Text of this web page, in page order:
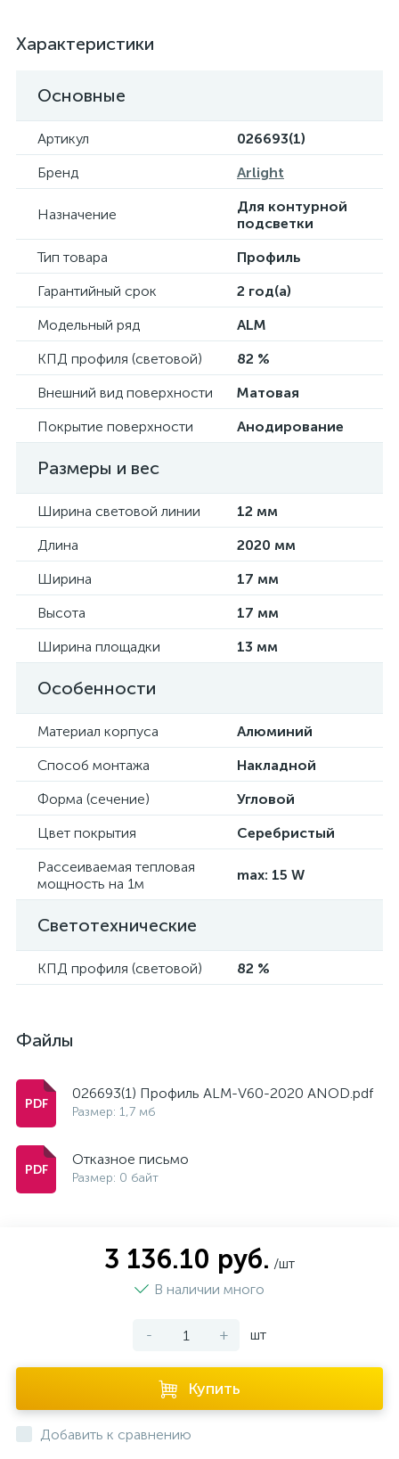
Характеристики
Основные
Артикул
026693(1)
Бренд
Arlight
Назначение
Для контурной
подсветки
Тип товара
Профиль
Гарантийный срок
2 год(а)
Модельный ряд
ALM
КПД профиля (cветовой)
82 %
Внешний вид поверхности
Матовая
Покрытие поверхности
Анодирование
Размеры и вес
Ширина световой линии
12 мм
Длина
2020 мм
Ширина
17 мм
Высота
17 мм
Ширина площадки
13 мм
Особенности
Материал корпуса
Алюминий
Способ монтажа
Накладной
Форма (сечение)
Угловой
Цвет покрытия
Серебристый
Рассеиваемая тепловая
мощность на 1м
max: 15 W
Светотехнические
КПД профиля (cветовой) 82 %
Файлы
026693(1) Профиль ALM-V60-2020 ANOD.pdf
Размер: 1,7 мб
Отказное письмо
Размер: 0 байт
3 136.10 руб. /шт
В наличии много
- + шт
Купить
Добавить к сравнению